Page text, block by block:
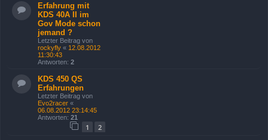
Erfahrung mit
KDS 40A II im
Gov Mode schon
jemand ?
Letzter Beitrag von
rockyfly « 12.08.2012
11:30:43
Antworten: 2
KDS 450 QS
Erfahrungen
Letzter Beitrag von
Evo2racer «
06.08.2012 23:14:45
Antworten: 21
1 2